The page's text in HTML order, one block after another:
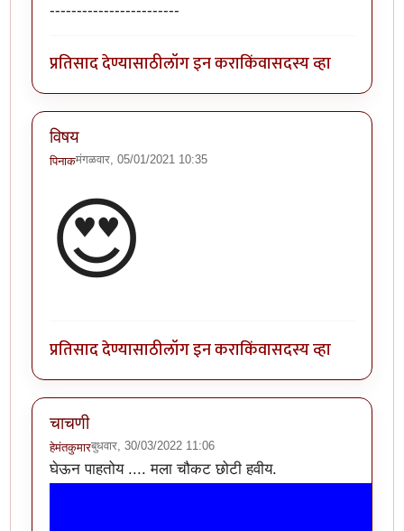
------------------------
प्रतिसाद देण्यासाठीलॉग इन कराकिंवासदस्य व्हा
विषय
पिनाकमंगळवार, 05/01/2021 10:35
😍
प्रतिसाद देण्यासाठीलॉग इन कराकिंवासदस्य व्हा
चाचणी
हेमंतकुमारबुधवार, 30/03/2022 11:06
घेऊन पाहतोय .... मला चौकट छोटी हवीय.